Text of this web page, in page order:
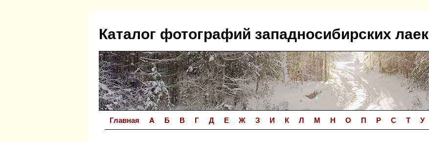
содержимому
Каталог фотографий западносибирских лаек
Главная A Б В Г Д Е Ж З И К Л М Н О П Р С Т У